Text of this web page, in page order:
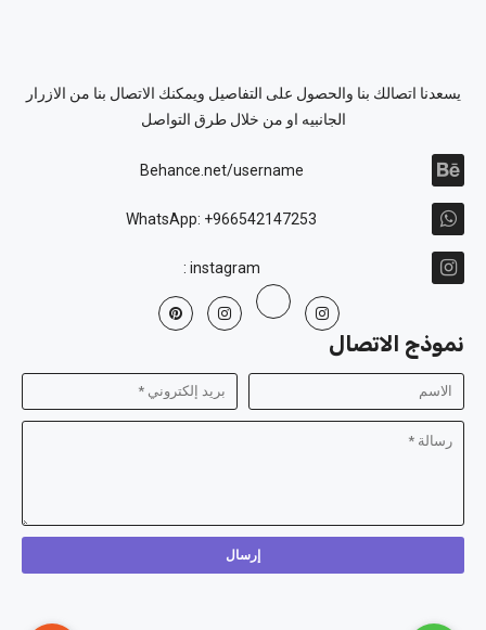
يسعدنا اتصالك بنا والحصول على التفاصيل ويمكنك الاتصال بنا من الازرار
الجانبيه او من خلال طرق التواصل
Behance.net/username
WhatsApp: +966542147253
instagram :
نموذج الاتصال